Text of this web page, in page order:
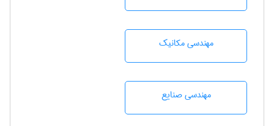
مهندسی مکانیک
مهندسی صنايع